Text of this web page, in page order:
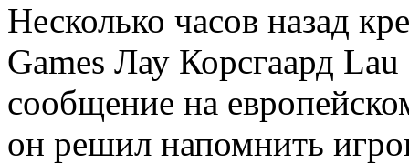
Несколько часов назад
Games Лау Корсгаард
сообщение на
он решил напомнить